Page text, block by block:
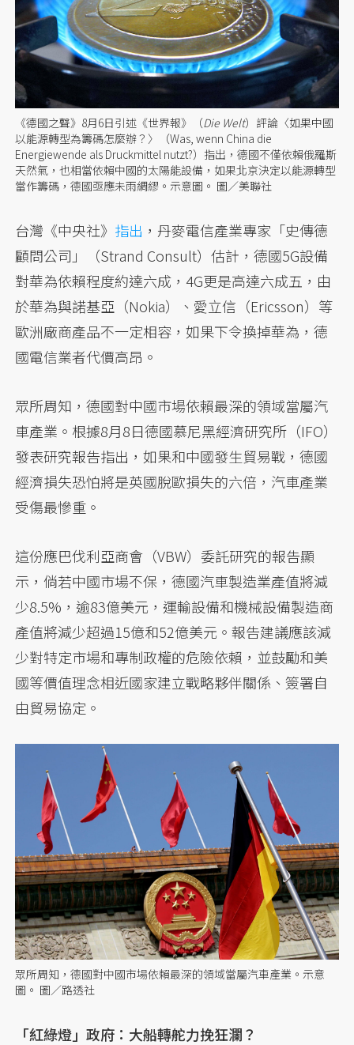
《德國之聲》8月6日引述《世界報》（Die Welt）評論〈如果中國
以能源轉型為籌碼怎麼辦？〉（Was, wenn China die
Energiewende als Druckmittel nutzt?）指出，德國不僅依賴俄羅斯
天然氣，也相當依賴中國的太陽能設備，如果北京決定以能源轉型
當作籌碼，德國亟應未雨綢繆。示意圖。 圖／美聯社
台灣《中央社》 指出 ，丹麥電信產業專家「史傳德
顧問公司」（Strand Consult）估計，德國5G設備
對華為依賴程度約達六成，4G更是高達六成五，由
於華為與諾基亞（Nokia）、愛立信（Ericsson）等
歐洲廠商產品不一定相容，如果下令換掉華為，德
國電信業者代價高昂。
眾所周知，德國對中國市場依賴最深的領域當屬汽
車產業。根據8月8日德國慕尼黑經濟研究所（IFO）
發表研究報告指出，如果和中國發生貿易戰，德國
經濟損失恐怕將是英國脫歐損失的六倍，汽車產業
受傷最慘重。
這份應巴伐利亞商會（VBW）委託研究的報告顯
示，倘若中國市場不保，德國汽車製造業產值將減
少8.5%，逾83億美元，運輸設備和機械設備製造商
產值將減少超過15億和52億美元。報告建議應該減
少對特定市場和專制政權的危險依賴，並鼓勵和美
國等價值理念相近國家建立戰略夥伴關係、簽署自
由貿易協定。
眾所周知，德國對中國市場依賴最深的領域當屬汽車產業。示意
圖。 圖／路透社
「紅綠燈」政府：大船轉舵力挽狂瀾？